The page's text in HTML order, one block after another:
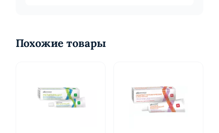
Похожие товары